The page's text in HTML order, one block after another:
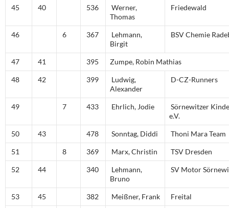
45 40 536
Werner,
Thomas
Friedewald
46 6 367
Lehmann,
Birgit
BSV Chemie
47 41 395 Zumpe, Robin Mathias
48 42 399
Ludwig,
Alexander
D-CZ-Runners
49 7 433 Ehrlich, Jodie
Sörnewitzer
e.V.
50 43 478 Sonntag, Diddi Thoni Mara Team
51 8 369 Marx, Christin TSV Dresden
52 44 340
Lehmann,
Bruno
SV Motor
53 45 382 Meißner, Frank Freital